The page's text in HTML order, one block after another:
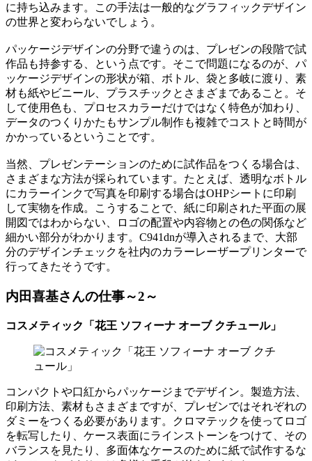
に持ち込みます。この手法は一般的なグラフィックデザイン
の世界と変わらないでしょう。
パッケージデザインの分野で違うのは、プレゼンの段階で試
作品も持参する、という点です。そこで問題になるのが、パ
ッケージデザインの形状が箱、ボトル、袋と多岐に渡り、素
材も紙やビニール、プラスチックとさまざまであること。そ
して使用色も、プロセスカラーだけではなく特色が加わり、
データのつくりかたもサンプル制作も複雑でコストと時間が
かかっているということです。
当然、プレゼンテーションのために試作品をつくる場合は、
さまざまな方法が採られています。たとえば、透明なボトル
にカラーインクで写真を印刷する場合はOHPシートに印刷
して実物を作成。こうすることで、紙に印刷された平面の展
開図ではわからない、ロゴの配置や内容物との色の関係など
細かい部分がわかります。C941dnが導入されるまで、大部
分のデザインチェックを社内のカラーレーザープリンターで
行ってきたそうです。
内田喜基さんの仕事～2～
コスメティック「花王 ソフィーナ オーブ クチュール」
コンパクトや口紅からパッケージまでデザイン。製造方法、
印刷方法、素材もさまざまですが、プレゼンではそれぞれの
ダミーをつくる必要があります。クロマテックを使ってロゴ
を転写したり、ケース表面にラインストーンをつけて、その
バランスを見たり、多面体なケースのために紙で試作するな